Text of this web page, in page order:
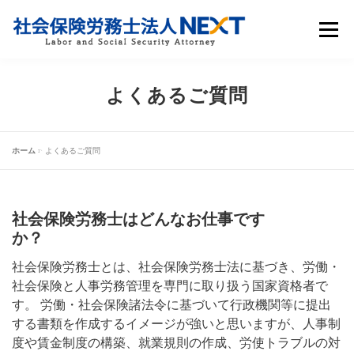
メニュ
お役立ち情報 事務所概要
採用情報 よくあるご質問
無料診断・お問い合わせ
よくあるご質問
ホーム » よくあるご質問
社会保険労務士はどんなお仕事です
か？
社会保険労務士とは、社会保険労務士法に基づき、労働・
社会保険と人事労務管理を専門に取り扱う国家資格者で
す。 労働・社会保険諸法令に基づいて行政機関等に提出
する書類を作成するイメージが強いと思いますが、人事制
度や賃金制度の構築、就業規則の作成、労使トラブルの対